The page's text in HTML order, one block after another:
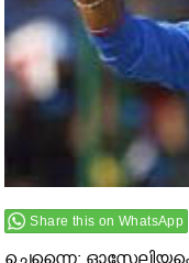
Share this on WhatsApp